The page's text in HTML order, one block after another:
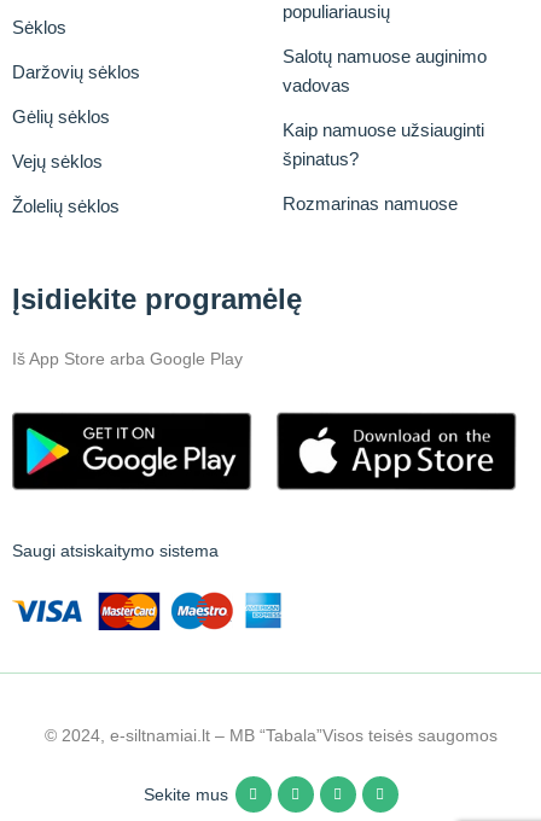
Sėklos
Daržovių sėklos
Gėlių sėklos
Vejų sėklos
Žolelių sėklos
populiariausių
Salotų namuose auginimo
vadovas
Kaip namuose užsiauginti
špinatus?
Rozmarinas namuose
Įsidiekite programėlę
Iš App Store arba Google Play
Saugi atsiskaitymo sistema
© 2024, e-siltnamiai.lt – MB “Tabala”Visos teisės saugomos
Sekite mus